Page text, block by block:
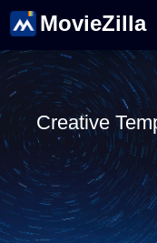
MovieZilla
Creative